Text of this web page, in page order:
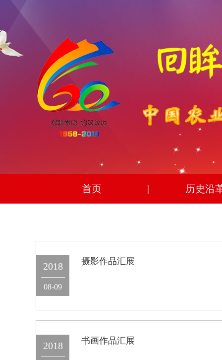
首页 | 历史沿
2018
08-09
摄影作品汇展
2018 书画作品汇展